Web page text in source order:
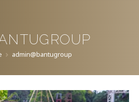
admin@bantugroup